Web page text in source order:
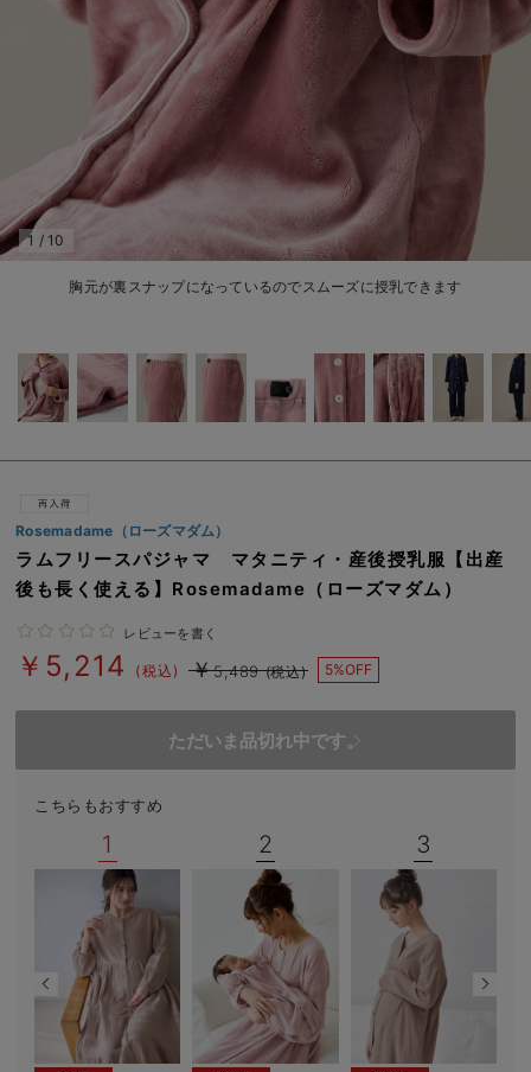
快適機能ウェア特集 トップス
快適機能ウェア特集 ボトムス
快適機能ウェア特集 パジャマ
erbaviva（エルバビーバ）
ハレの日に着るANGELIEBEのセレモニー
買って正解！高評価レビューアイテム
親子コーデ｜ママとベビーにおすすめ！
便利な育児家電
Gift Selection 出産祝い
ファルスカ
デロンギ
入院準備の持ち物チェック
ベビー
あったかアイテム｜
もらって嬉しいギフト
かわいくておもしろ
何枚あっても嬉しい
長く使えるアイテム
お部屋映えアイテム
裏起毛素材
胸元が裏スナップになっているのでスムーズに授乳できます
1 / 10
Rosemadame（ローズマダム）
ラムフリースパジャマ マタニティ・産後授乳服【出産
後も長く使える】Rosemadame（ローズマダム）
レビューを書く
￥5,489 (税込)
￥5,214 (税込) 5%OFF
ただいま品切れ中です。
こちらもおすすめ
1 2 3